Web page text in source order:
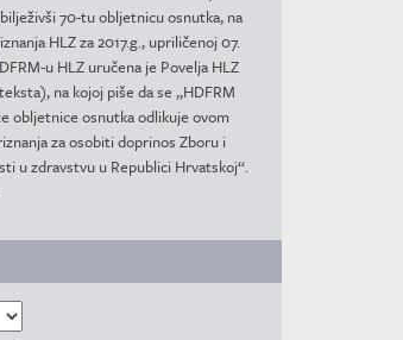
70-tu obljetnicu osnutka, na
HLZ za 2017.g., upriličenoj 07.
u HLZ uručena je Povelja HLZ
na kojoj piše da se „HDFRM
obljetnice osnutka odlikuje ovom
za osobiti doprinos Zboru i
u zdravstvu u Republici Hrvatskoj“.